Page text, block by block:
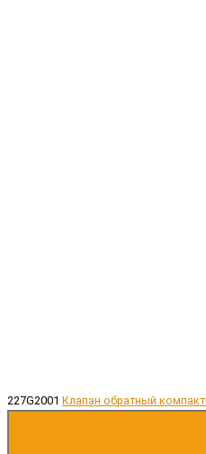
227G2001 Клапан обратный